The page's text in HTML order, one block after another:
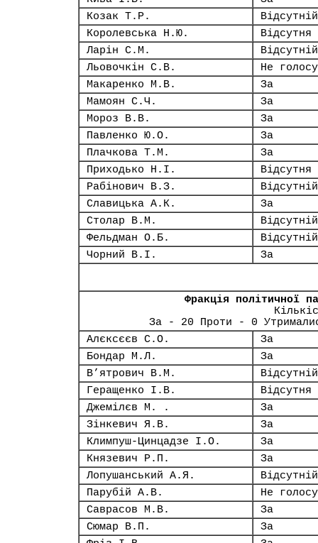
Козак Т.Р.
Відсутній
Королевська Н.Ю.
Відсутня
Ларін С.М.
Відсутній
Льовочкін С.В.
Не
Макаренко М.В.
За
Мамоян С.Ч.
За
Мороз В.В.
За
Павленко Ю.О.
За
Плачкова Т.М.
За
Приходько Н.І.
Відсутня
Рабінович В.З.
Відсутній
Славицька А.К.
За
Столар В.М.
Відсутній
Фельдман О.Б.
Відсутній
Чорний В.І.
За
Фракція політичної
За - 20 Проти - 0
Алєксєєв С.О.
За
Бондар М.Л.
За
В’ятрович В.М.
Відсутній
Геращенко І.В.
Відсутня
Джемілєв М. .
За
Зінкевич Я.В.
За
Климпуш-Цинцадзе І.О.
За
Князевич Р.П.
За
Лопушанський А.Я.
Відсутній
Парубій А.В.
Не
Саврасов М.В.
За
Сюмар В.П.
За